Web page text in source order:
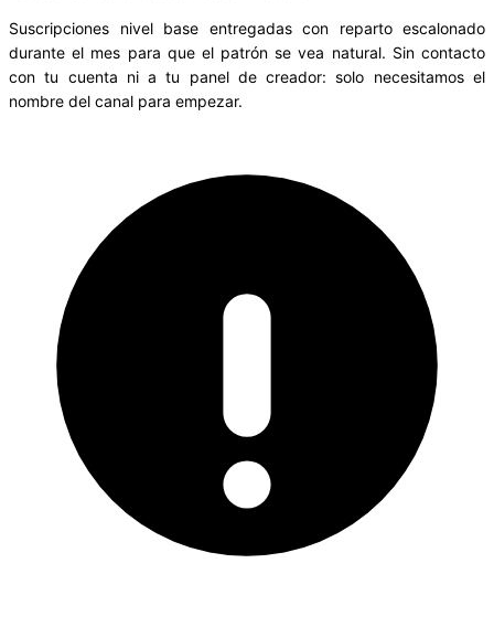
Suscripciones nivel base entregadas con reparto escalonado
durante el mes para que el patrón se vea natural. Sin contacto
con tu cuenta ni a tu panel de creador: solo necesitamos el
nombre del canal para empezar.